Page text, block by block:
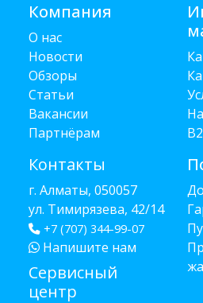
Компания
О нас
Новости
Обзоры
Статьи
Вакансии
Партнёрам
Контакты
г. Алматы, 050057
ул. Тимирязева, 42/14
+7 (707) 344-99-07
Напишите нам
Сервисный
центр